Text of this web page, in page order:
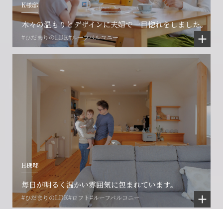
K様邸
木々の温もりとデザインに夫婦で一目惚れをしました。
#ひだまりのLDK#ルーフバルコニー
H様邸
毎日が明るく温かい雰囲気に包まれています。
#ひだまりのLDK#ロフト#ルーフバルコニー